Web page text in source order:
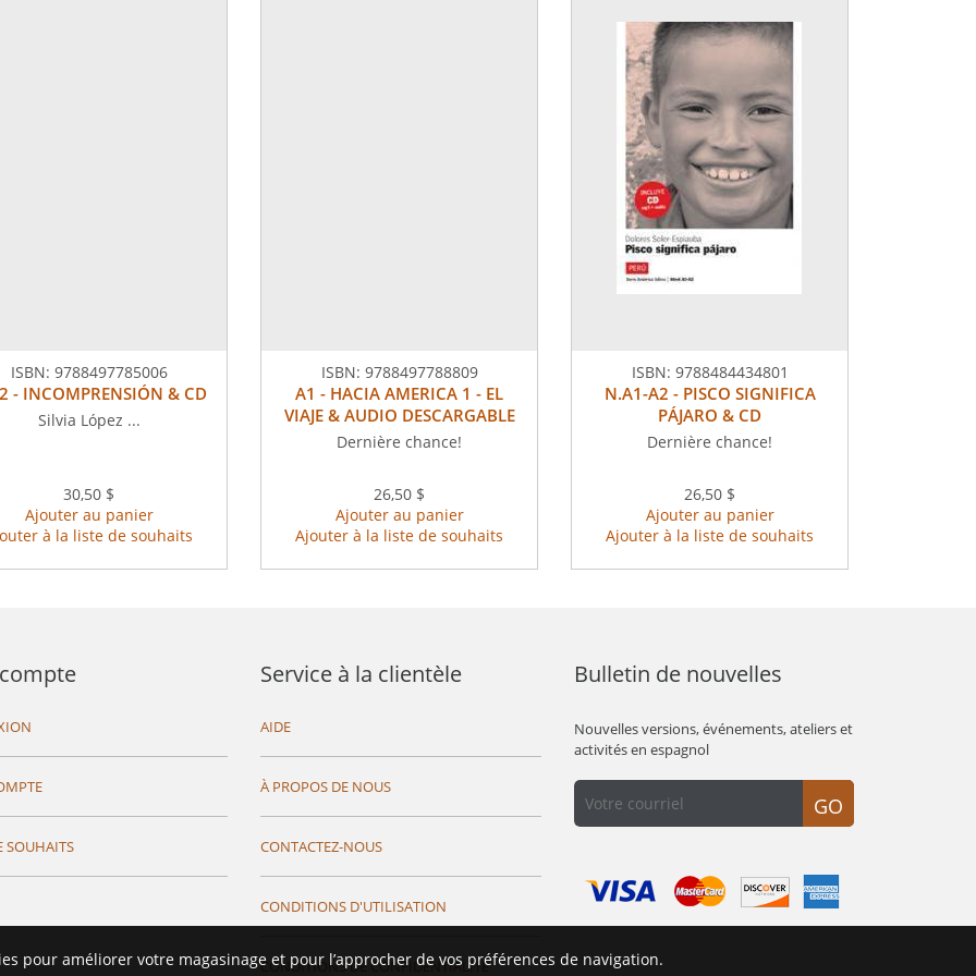
ISBN: 9788497785006
- INCOMPRENSIÓN & CD
Silvia López ...
30,50 $
Ajouter au panier
à la liste de souhaits
ISBN: 9788497788809
A1 - HACIA AMERICA 1 - EL
VIAJE & AUDIO DESCARGABLE
Dernière chance!
26,50 $
Ajouter au panier
Ajouter à la liste de souhaits
ISBN: 9788484434801
N.A1-A2 - PISCO SIGNIFICA
PÁJARO & CD
Dernière chance!
26,50 $
Ajouter au panier
Ajouter à la liste de souhaits
SOUHAITS
Service à la clientèle
AIDE
À PROPOS DE NOUS
CONTACTEZ-NOUS
CONDITIONS D'UTILISATION
CONDITIONS DE CONFIDENTIALITÉ
Bulletin de nouvelles
Nouvelles versions, événements, ateliers et
activités en espagnol
GO
pour améliorer votre magasinage et pour l’approcher de vos préférences de navigation.